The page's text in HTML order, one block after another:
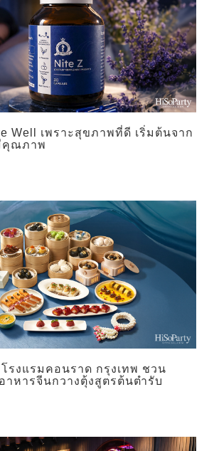
Well เพราะสุขภาพที่ดี เริ่มต้นจาก
คุณภาพ
รงแรมคอนราด กรุงเทพ ชวน
าหารจีนกวางตุ้งสูตรต้นตำรับ